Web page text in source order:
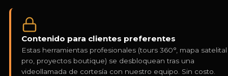
Contenido para clientes preferentes
Estas herramientas profesionales (tours 360°, mapa satelital
pro, proyectos boutique) se desbloquean tras una
videollamada de cortesía con nuestro equipo. Sin costo.